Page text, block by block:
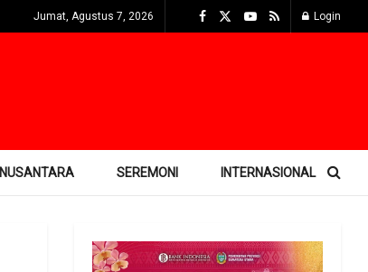
Jumat, Agustus 7, 2026 Login
NUSANTARA SEREMONI INTERNASIONAL